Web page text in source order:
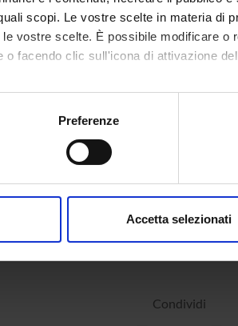
scopi. Le vostre scelte in materia di
vostre scelte. È possibile modificare
o facendo clic sull'icona di attivazione
anche:
sulla tua posizione geografica, con
in qualsiasi momento dalla
Preferenze
Accetta selezionati
AL PROGETTO
RICERCA COINVOLTE DAL PROGETTO
Condividi